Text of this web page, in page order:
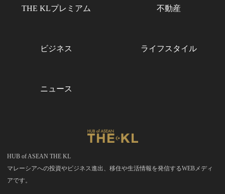
THE KLプレミアム 不動産
ビジネス ライフスタイル
ニュース
HUB of ASEAN THE KL
マレーシアへの投資やビジネス進出、移住や生活情報を発信するWEBメディ
アです。